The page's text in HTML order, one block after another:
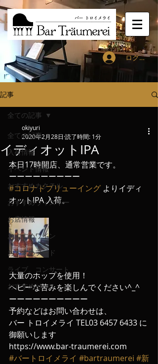
ログイン
記事
全ての記事
入荷情報
イベント情報
おすすめカクテル
おすすめウィスキー
お店情報
おすすめワイン
おすすめフード
ライブ、コンサート
おすすめビール
全ての記事
イディオットIPA
okiyuri
2020年2月28日 読了時間: 1分
本日17時開店、通常営業です。
ーーーーーーーーー
#コロナドブリューイング よりイディ
オットIPA 入荷。
大量のホップを使用！
ヘビーな苦みを楽しんでください^_^
ーーーーーーーーーー
予約などはお問い合わせは、
バー トロイメライ TEL03 6457 6433 に
御願いします
https://www.bar-traumerei.com
#バートロイメライ #bartraumerei #新